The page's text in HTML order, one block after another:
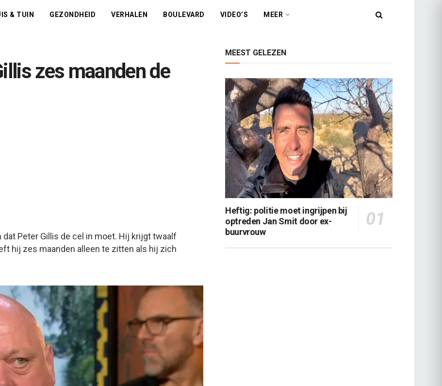
& TUIN GEZONDHEID VERHALEN BOULEVARD VIDEO’S MEER
zes maanden de
Peter Gillis de cel in moet. Hij krijgt twaalf
hij zes maanden alleen te zitten als hij zich
MEEST GELEZEN
Heftig: politie moet ingrijpen bij
optreden Jan Smit door ex-
buurvrouw